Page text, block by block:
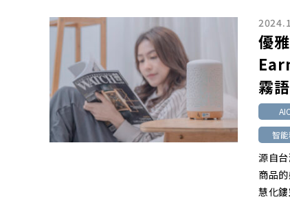
優
霧
智
源自
商品
慧化鏤